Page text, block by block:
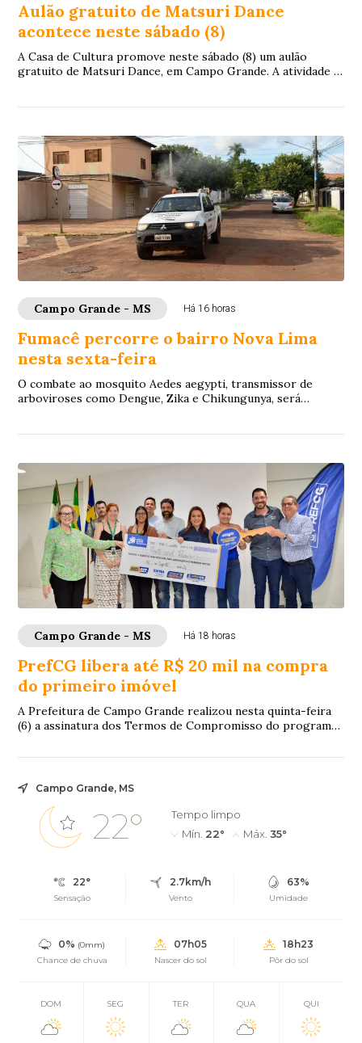
Aulão gratuito de Matsuri Dance
acontece neste sábado (8)
A Casa de Cultura promove neste sábado (8) um aulão
gratuito de Matsuri Dance, em Campo Grande. A atividade é
Campo Grande - MS Há 16 horas
Fumacê percorre o bairro Nova Lima
nesta sexta-feira
O combate ao mosquito Aedes aegypti, transmissor de
arboviroses como Dengue, Zika e Chikungunya, será
Campo Grande - MS Há 18 horas
PrefCG libera até R$ 20 mil na compra
do primeiro imóvel
A Prefeitura de Campo Grande realizou nesta quinta-feira
(6) a assinatura dos Termos de Compromisso do programa
Campo Grande, MS
22°
Tempo limpo
Mín. 22° Máx. 35°
22°
Sensação
2.7km/h
Vento
63%
Umidade
0% (0mm)
Chance de chuva
07h05
Nascer do sol
18h23
Pôr do sol
DOM SEG TER QUA QUI